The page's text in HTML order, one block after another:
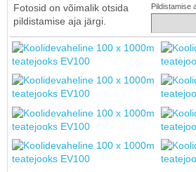
Fotosid on võimalik otsida
pildistamise aja järgi.
Pildistamise